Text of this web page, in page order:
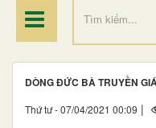
DÒNG ĐỨC BÀ TRUYỀN
Thứ tư - 07/04/2021 00:09 |